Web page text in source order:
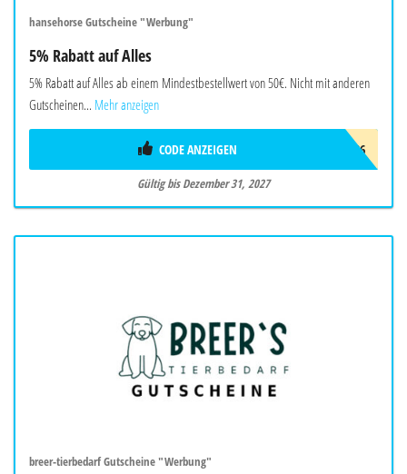
hansehorse Gutscheine "Werbung"
5% Rabatt auf Alles
5% Rabatt auf Alles ab einem Mindestbestellwert von 50€. Nicht mit anderen
Gutscheinen... Mehr anzeigen
START2026
CODE ANZEIGEN
Gültig bis Dezember 31, 2027
breer-tierbedarf Gutscheine "Werbung"